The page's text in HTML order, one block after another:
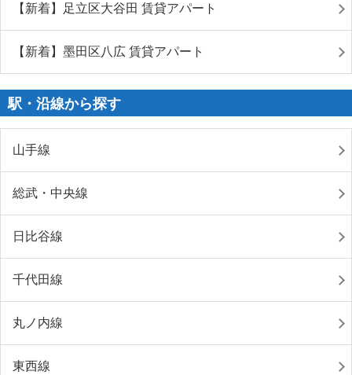
【新着】足立区大谷田 賃貸アパート
【新着】墨田区八広 賃貸アパート
駅・沿線から探す
山手線
総武・中央線
日比谷線
千代田線
丸ノ内線
東西線